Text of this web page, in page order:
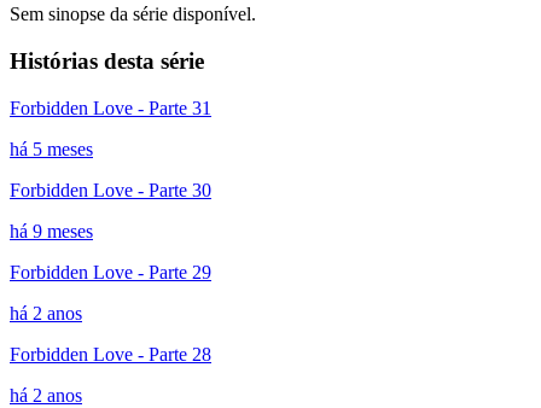
Sem sinopse da série disponível.
Histórias desta série
Forbidden Love - Parte 31
há 5 meses
Forbidden Love - Parte 30
há 9 meses
Forbidden Love - Parte 29
há 2 anos
Forbidden Love - Parte 28
há 2 anos